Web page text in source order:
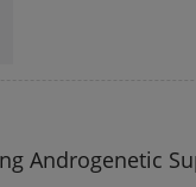
Androgenetic